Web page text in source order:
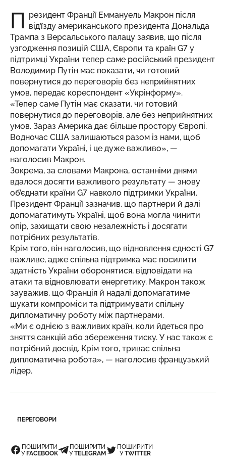
П резидент Франції Еммануель Макрон після
від’їзду американського президента Дональда
Трампа з Версальського палацу заявив, що після
узгодження позицій США, Європи та країн G7 у
підтримці України тепер саме російський президент
Володимир Путін має показати, чи готовий
повернутися до переговорів без неприйнятних
умов, передає кореспондент «Укрінформу».
«Тепер саме Путін має сказати, чи готовий
повернутися до переговорів, але без неприйнятних
умов. Зараз Америка дає більше простору Європі.
Водночас США залишаються разом із нами, щоб
допомагати Україні, і це дуже важливо», —
наголосив Макрон.
Зокрема, за словами Макрона, останніми днями
вдалося досягти важливого результату — знову
об’єднати країни G7 навколо підтримки України.
Президент Франції зазначив, що партнери й далі
допомагатимуть Україні, щоб вона могла чинити
опір, захищати свою незалежність і досягати
потрібних результатів.
Крім того, він наголосив, що відновлення єдності G7
важливе, адже спільна підтримка має посилити
здатність України оборонятися, відповідати на
атаки та відновлювати енергетику. Макрон також
зауважив, що Франція й надалі допомагатиме
шукати компроміси та підтримувати спільну
дипломатичну роботу між партнерами.
«Ми є однією з важливих країн, коли йдеться про
зняття санкцій або збереження тиску. У нас також є
потрібний досвід. Крім того, триває спільна
дипломатична робота», — наголосив французький
лідер.
ПЕРЕГОВОРИ
ПОШИРИТИ
У FACEBOOK
ПОШИРИТИ
УTELEGRAM
ПОШИРИТИ
УTWITTER